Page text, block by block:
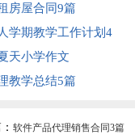
房屋合同9篇
学期教学工作计划4
天小学作文
教学总结5篇
软件产品代理销售合同3篇